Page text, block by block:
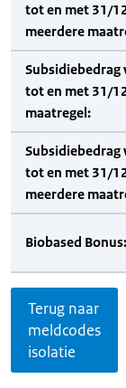
tot en met 31/
meerdere
tot en met 31/
maatregel:
tot en met 31/
meerdere
Biobased Bonus:
Terug naar
meldcodes
isolatie